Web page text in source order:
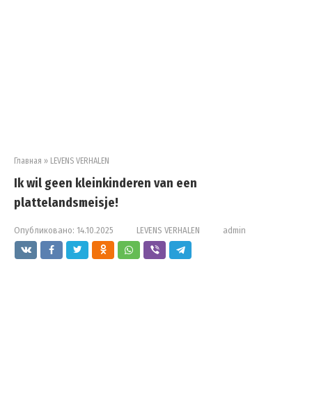
Главная » LEVENS VERHALEN
Ik wil geen kleinkinderen van een
plattelandsmeisje!
Опубликовано: 14.10.2025 LEVENS VERHALEN admin